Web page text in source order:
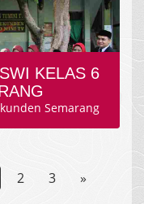
KELAS 6
Semarang
2 3 »